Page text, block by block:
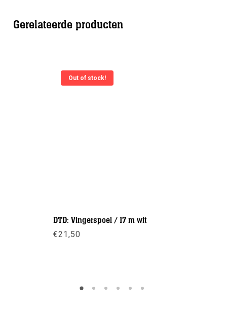
Gerelateerde producten
Out of stock!
DTD: Vingerspoel / 17 m wit
€21,50